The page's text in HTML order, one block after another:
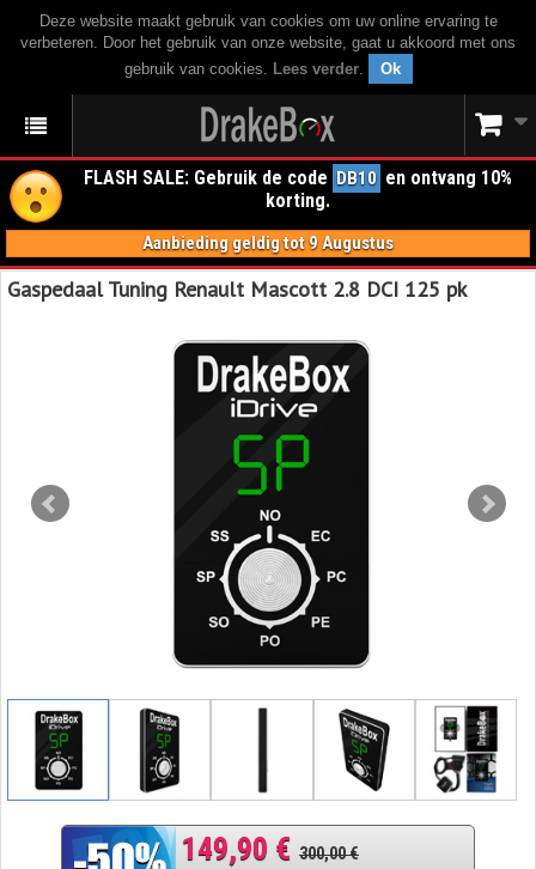
Deze website maakt gebruik van cookies om uw online ervaring te
verbeteren. Door het gebruik van onze website, gaat u akkoord met ons
gebruik van cookies. Lees verder. Ok
FLASH SALE: Gebruik de code DB10 en ontvang 10%
korting.
Aanbieding geldig tot 9 Augustus
Gaspedaal Tuning Renault Mascott 2.8 DCI 125 pk
149,90 € 300,00 €